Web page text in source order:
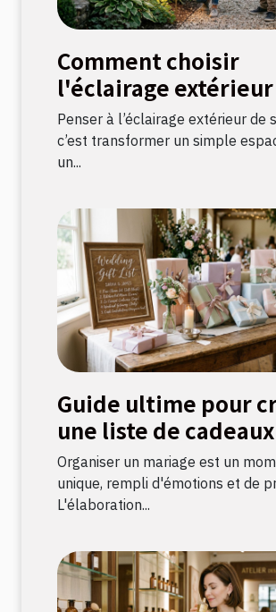
Comment choisir
l'éclairage
pour votre jardin ?
Penser à l’éclairage extérieur de
c’est transformer un simple
un...
Guide ultime pour
une liste de
mariage parfaite
Organiser un mariage est un
unique, rempli d'émotions et de
L'élaboration...